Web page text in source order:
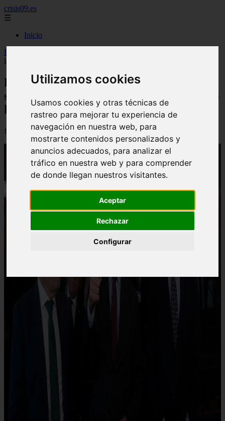
Utilizamos cookies
Usamos cookies y otras técnicas de
rastreo para mejorar tu experiencia de
navegación en nuestra web, para
mostrarte contenidos personalizados y
anuncios adecuados, para analizar el
tráfico en nuestra web y para comprender
de donde llegan nuestros visitantes.
Aceptar
Rechazar
Configurar
crisis09.es
☰
Inicio
Inicio
las bajas laborales: "Nos alegra que haya políticos responsables"
La patronal celebra el discurso de Feijóo
sobre las bajas laborales: "Nos alegra que
haya políticos responsables"
📅 08/07/2026